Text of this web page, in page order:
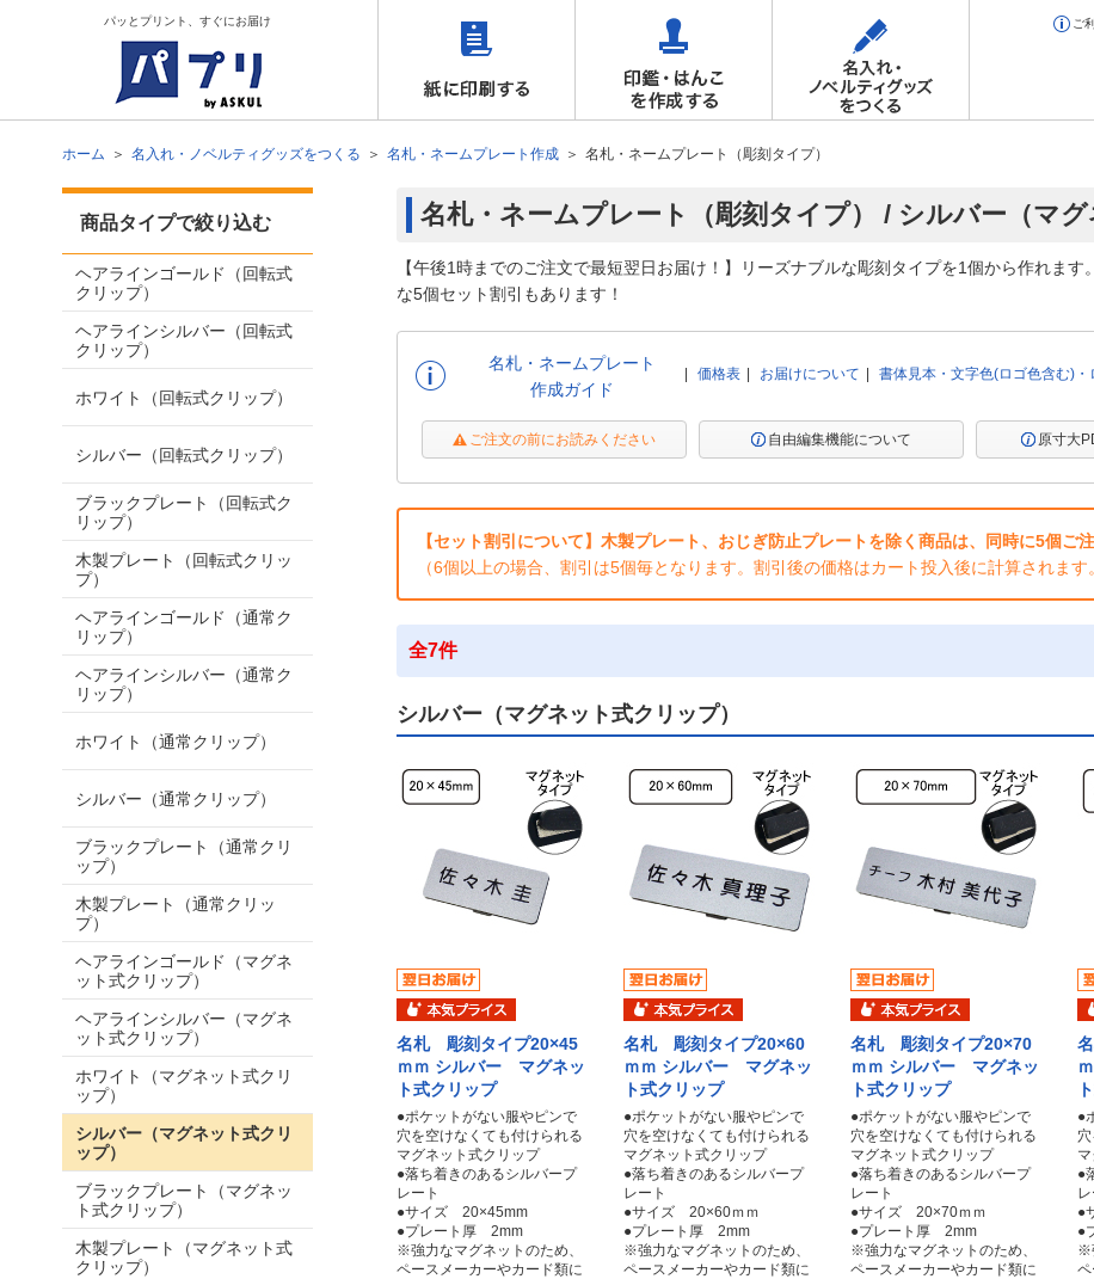
パッとプリント、すぐにお届け ご
ホーム 名入れ・ノベルティグッズをつくる 名札・ネームプレート作成 名札・ネームプレート（彫刻タイプ）
名札・ネームプレート（彫刻タイプ） / シルバー（マグ
【午後1時までのご注文で最短翌日お届け！】リーズナブルな彫刻タイプを1個から作れま
な5個セット割引もあります！
名札・ネームプレート
作成ガイド
価格表 お届けについて 書体見本・文字色(ロゴ色含む)・
ご注文の前にお読みください 自由編集機能について 原寸大
【セット割引について】木製プレート、おじぎ防止プレートを除く商品は、同時に5個ご
（6個以上の場合、割引は5個毎となります。割引後の価格はカート投入後に計算されます
全7件
シルバー（マグネット式クリップ）
名札 彫刻タイプ20×45
ｍｍ シルバー マグネッ
ト式クリップ
●ポケットがない服やピンで
穴を空けなくても付けられる
マグネット式クリップ
●落ち着きのあるシルバープ
レート
●サイズ 20×45mm
●プレート厚 2mm
※強力なマグネットのため、
ペースメーカーやカード類に
名札 彫刻タイプ20×60
ｍｍ シルバー マグネッ
ト式クリップ
●ポケットがない服やピンで
穴を空けなくても付けられる
マグネット式クリップ
●落ち着きのあるシルバープ
レート
●サイズ 20×60ｍｍ
●プレート厚 2mm
※強力なマグネットのため、
ペースメーカーやカード類に
名札 彫刻タイプ20×70
ｍｍ シルバー マグネッ
ト式クリップ
●ポケットがない服やピンで
穴を空けなくても付けられる
マグネット式クリップ
●落ち着きのあるシルバープ
レート
●サイズ 20×70ｍｍ
●プレート厚 2mm
※強力なマグネットのため、
ペースメーカーやカード類に
●
●
レ
●
●
※
商品タイプで絞り込む
ヘアラインゴールド（回転式
クリップ）
ヘアラインシルバー（回転式
クリップ）
ホワイト（回転式クリップ）
シルバー（回転式クリップ）
ブラックプレート（回転式ク
リップ）
木製プレート（回転式クリッ
プ）
ヘアラインゴールド（通常ク
リップ）
ヘアラインシルバー（通常ク
リップ）
ホワイト（通常クリップ）
シルバー（通常クリップ）
ブラックプレート（通常クリ
ップ）
木製プレート（通常クリッ
プ）
ヘアラインゴールド（マグネ
ット式クリップ）
ヘアラインシルバー（マグネ
ット式クリップ）
ホワイト（マグネット式クリ
ップ）
シルバー（マグネット式クリ
ップ）
ブラックプレート（マグネッ
ト式クリップ）
木製プレート（マグネット式
クリップ）